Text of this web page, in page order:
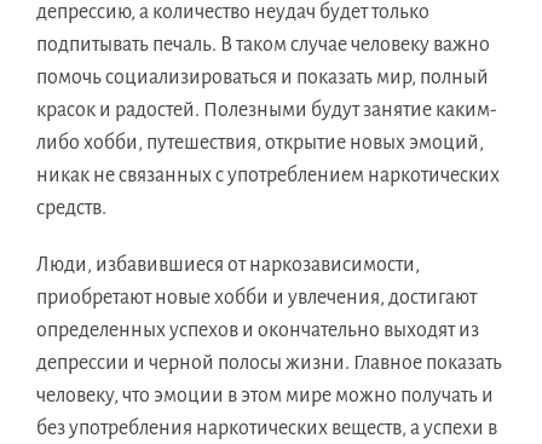
депрессию, а количество неудач будет только
подпитывать печаль. В таком случае человеку важно
помочь социализироваться и показать мир, полный
красок и радостей. Полезными будут занятие каким-
либо хобби, путешествия, открытие новых эмоций,
никак не связанных с употреблением наркотических
средств.
Люди, избавившиеся от наркозависимости,
приобретают новые хобби и увлечения, достигают
определенных успехов и окончательно выходят из
депрессии и черной полосы жизни. Главное показать
человеку, что эмоции в этом мире можно получать и
без употребления наркотических веществ, а успехи в